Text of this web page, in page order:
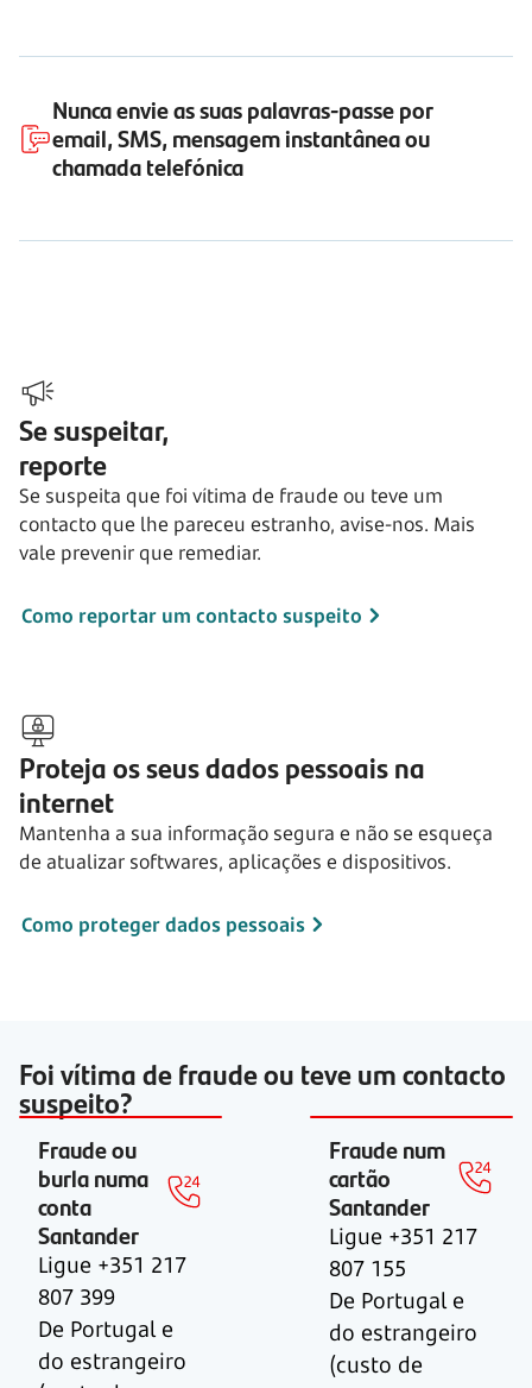
Nunca envie as suas palavras-passe por
email, SMS, mensagem instantânea ou
chamada telefónica
Se suspeitar,
reporte
Se suspeita que foi vítima de fraude ou teve um
contacto que lhe pareceu estranho, avise-nos. Mais
vale prevenir que remediar.
Como reportar um contacto suspeito
Proteja os seus dados pessoais na
internet
Mantenha a sua informação segura e não se esqueça
de atualizar softwares, aplicações e dispositivos.
Como proteger dados pessoais
Foi vítima de fraude ou teve um contacto
suspeito?
Fraude ou
burla numa
conta
Santander
Ligue +351 217
807 399
De Portugal e
do estrangeiro
Fraude num
cartão
Santander
Ligue +351 217
807 155
De Portugal e
do estrangeiro
(custo de